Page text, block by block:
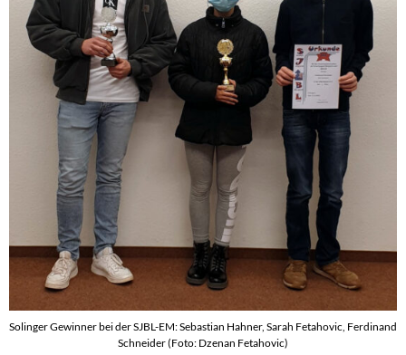
Solinger Gewinner bei der SJBL-EM: Sebastian Hahner, Sarah Fetahovic, Ferdinand
Schneider (Foto: Dzenan Fetahovic)